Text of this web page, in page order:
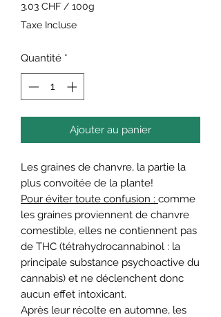
3.03 CHF / 100g
3.03 CHF
Grammes
Taxe Incluse
Quantité *
Ajouter au panier
Les graines de chanvre, la partie la
plus convoitée de la plante!
Pour éviter toute confusion : comme
les graines proviennent de chanvre
comestible, elles ne contiennent pas
de THC (tétrahydrocannabinol : la
principale substance psychoactive du
cannabis) et ne déclenchent donc
aucun effet intoxicant.
Après leur récolte en automne, les